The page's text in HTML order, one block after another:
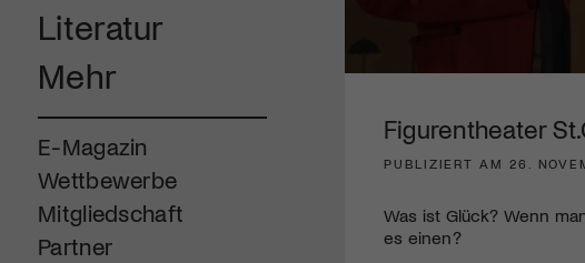
Literatur
Mehr
E-Magazin
Wettbewerbe
Mitgliedschaft
Partner
Figurentheater
PUBLIZIERT AM 26.
Was ist Glück? Wenn
es einen?
Jetzt